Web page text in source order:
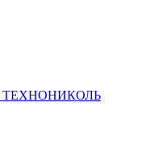
ТЕХНОНИКОЛЬ